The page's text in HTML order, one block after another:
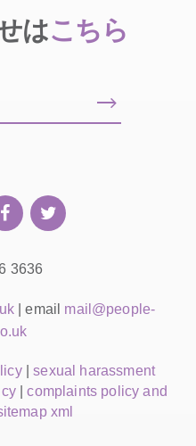
はこちら
3636
| email mail@people-
|sexual harassment
|complaints policy and
xml